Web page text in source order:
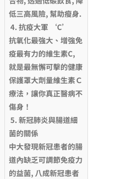
低三高風險, 幫助瘦身.
4. 抗疫大軍 ‘C’
抗氧化最強大、增強免
疫最有力的維生素C,
就是最無懈可擊的健康
保護罩大劑量維生素Ｃ
療法，讓你真正醫病不
傷身！
5. 新冠肺炎與腸道細
菌的關係
中大發現新冠患者的腸
道內缺乏可調節免疫力
的益菌, 八成新冠患者